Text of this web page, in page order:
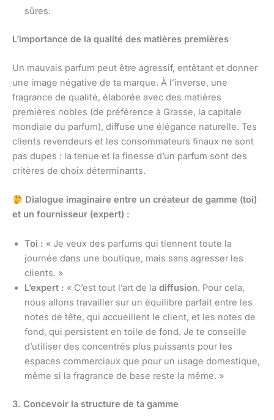
sûres.
L’importance de la qualité des matières premières
Un mauvais parfum peut être agressif, entêtant et donner
une image négative de ta marque. À l’inverse, une
fragrance de qualité, élaborée avec des matières
premières nobles (de préférence à Grasse, la capitale
mondiale du parfum), diffuse une élégance naturelle. Tes
clients revendeurs et les consommateurs finaux ne sont
pas dupes : la tenue et la finesse d’un parfum sont des
critères de choix déterminants.
Dialogue imaginaire entre un créateur de gamme (toi)
et un fournisseur (expert) :
Toi : « Je veux des parfums qui tiennent toute la
journée dans une boutique, mais sans agresser les
clients. »
L’expert : « C’est tout l’art de la diffusion. Pour cela,
nous allons travailler sur un équilibre parfait entre les
notes de tête, qui accueillent le client, et les notes de
fond, qui persistent en toile de fond. Je te conseille
d’utiliser des concentrés plus puissants pour les
espaces commerciaux que pour un usage domestique,
même si la fragrance de base reste la même. »
3. Concevoir la structure de ta gamme